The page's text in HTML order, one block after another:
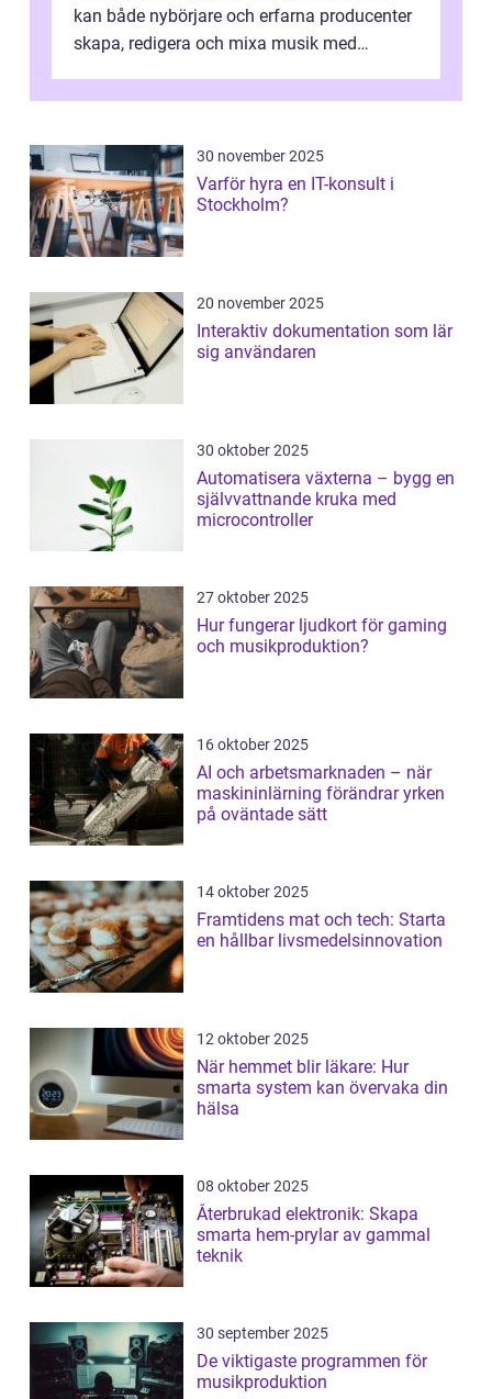
kan både nybörjare och erfarna producenter
skapa, redigera och mixa musik med
30 november 2025
Varför hyra en IT-konsult i
Stockholm?
20 november 2025
Interaktiv dokumentation som lär
sig användaren
30 oktober 2025
Automatisera växterna – bygg en
självvattnande kruka med
microcontroller
27 oktober 2025
Hur fungerar ljudkort för gaming
och musikproduktion?
16 oktober 2025
AI och arbetsmarknaden – när
maskininlärning förändrar yrken
på oväntade sätt
14 oktober 2025
Framtidens mat och tech: Starta
en hållbar livsmedelsinnovation
12 oktober 2025
När hemmet blir läkare: Hur
smarta system kan övervaka din
hälsa
08 oktober 2025
Återbrukad elektronik: Skapa
smarta hem-prylar av gammal
teknik
30 september 2025
De viktigaste programmen för
musikproduktion